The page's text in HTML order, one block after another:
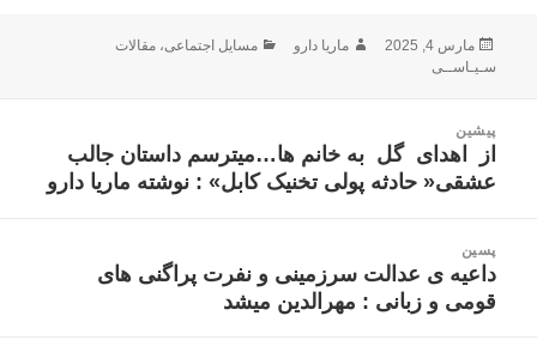
ارسال
شده
مارس 4, 2025 نویسنده
ماریا دارو دسته‌ها
مسایل اجتماعی،مقالات
سـیـاســی
نوشتهپیشین
نوشته
قبلی:
از اهدای گل به خانم ها…میترسم داستان جالب
عشقی« حادثه پولی تخنیک کابل» : نوشته ماریا دارو
پسین
نوشته
بعدی:
داعیه ی عدالت سرزمینی و نفرت پراگنی های
قومی و زبانی : مهرالدین میشد